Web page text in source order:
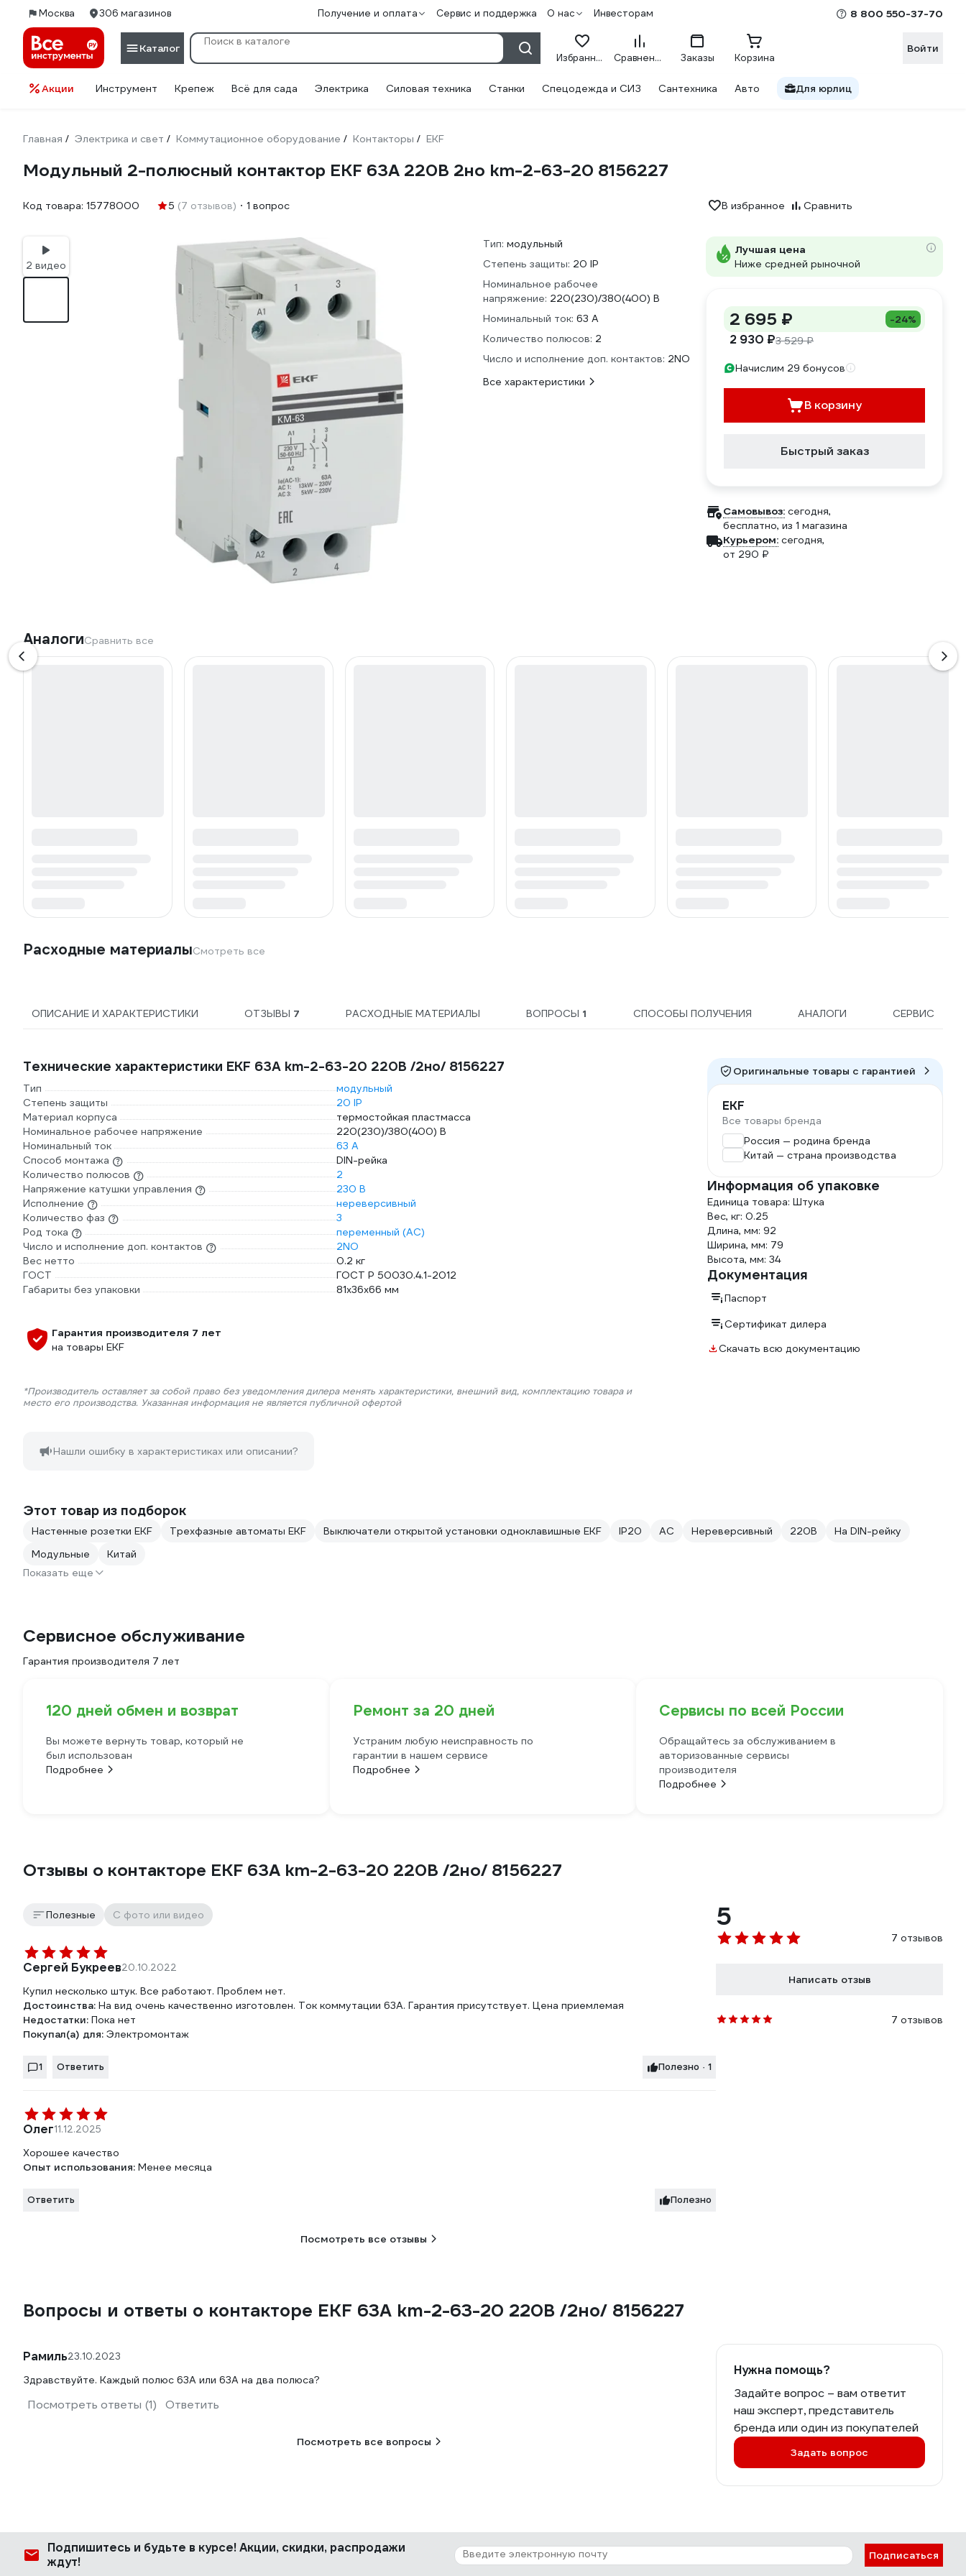
Москва 306 магазинов Получение и оплата Сервис и поддержка О нас Инвесторам 8 800 550-37-70
Каталог
Избранное Сравнение Заказы Корзина
Войти
Акции Инструмент Крепеж Всё для сада Электрика Силовая техника Станки Спецодежда и СИЗ Сантехника Авто Для юрлиц
Главная / Электрика и свет / Коммутационное оборудование / Контакторы / EKF
Модульный 2-полюсный контактор EKF 63А 220В 2но km-2-63-20 8156227
Код товара: 15778000 5 (7 отзывов) 1 вопрос В избранное Сравнить
2 видео
Тип: модульный
Степень защиты: 20 IP
Номинальное рабочее
напряжение: 220(230)/380(400) В
Номинальный ток: 63 А
Количество полюсов: 2
Число и исполнение доп. контактов: 2NO
Все характеристики
Лучшая цена
Ниже средней рыночной
2 695 ₽ -24%
2 930 ₽3 529 ₽
Начислим 29 бонусов
В корзину
Быстрый заказ
Самовывоз: сегодня,
бесплатно, из 1 магазина
Курьером: сегодня,
от 290 ₽
АналогиСравнить все
Расходные материалыСмотреть все
ОПИСАНИЕ И ХАРАКТЕРИСТИКИ ОТЗЫВЫ 7 РАСХОДНЫЕ МАТЕРИАЛЫ ВОПРОСЫ 1 СПОСОБЫ ПОЛУЧЕНИЯ АНАЛОГИ СЕРВИС
Технические характеристики EKF 63А km-2-63-20 220В /2но/ 8156227
Тип
модульный
Степень защиты
20 IP
Материал корпуса
термостойкая пластмасса
Номинальное рабочее напряжение
220(230)/380(400) В
Номинальный ток
63 А
Способ монтажа
DIN-рейка
Количество полюсов
2
Напряжение катушки управления
230 В
Исполнение
нереверсивный
Количество фаз
3
Род тока
переменный (AC)
Число и исполнение доп. контактов
2NO
Вес нетто
0.2 кг
ГОСТ
ГОСТ Р 50030.4.1-2012
Габариты без упаковки
81х36х66 мм
Гарантия производителя 7 лет
на товары EKF
*Производитель оставляет за собой право без уведомления дилера менять характеристики, внешний вид, комплектацию товара и
место его производства. Указанная информация не является публичной офертой
Нашли ошибку в характеристиках или описании?
Оригинальные товары c гарантией
EKF
Все товары бренда
Россия — родина бренда
Китай — страна производства
Информация об упаковке
Единица товара: Штука
Вес, кг: 0.25
Длина, мм: 92
Ширина, мм: 79
Высота, мм: 34
Документация
Паспорт
Сертификат дилера
Скачать всю документацию
Этот товар из подборок
Настенные розетки EKF Трехфазные автоматы EKF Выключатели открытой установки одноклавишные EKF IP20 AC Нереверсивный 220В
На DIN-рейку
Модульные
Китай
Показать еще
Сервисное обслуживание
Гарантия производителя 7 лет
120 дней обмен и возврат
Вы можете вернуть товар, который не
был использован
Подробнее
Ремонт за 20 дней
Устраним любую неисправность по
гарантии в нашем сервисе
Подробнее
Сервисы по всей России
Обращайтесь за обслуживанием в
авторизованные сервисы
производителя
Подробнее
Отзывы о контакторе EKF 63А km-2-63-20 220В /2но/ 8156227
5
7 отзывов
Написать отзыв
7 отзывов
Полезные С фото или видео
Сергей Букреев20.10.2022
Купил несколько штук. Все работают. Проблем нет.
Достоинства: На вид очень качественно изготовлен. Ток коммутации 63А. Гарантия присутствует. Цена приемлемая
Недостатки: Пока нет
Покупал(а) для: Электромонтаж
1 Ответить Полезно · 1
Олег11.12.2025
Хорошее качество
Опыт использования: Менее месяца
Ответить Полезно
Посмотреть все отзывы
Вопросы и ответы о контакторе EKF 63А km-2-63-20 220В /2но/ 8156227
Нужна помощь?
Задайте вопрос – вам ответит
наш эксперт, представитель
бренда или один из покупателей
Задать вопрос
Рамиль23.10.2023
Здравствуйте. Каждый полюс 63А или 63А на два полюса?
Посмотреть ответы (1) Ответить
Посмотреть все вопросы
Подпишитесь и будьте в курсе! Акции, скидки, распродажи
ждут!
Подписаться